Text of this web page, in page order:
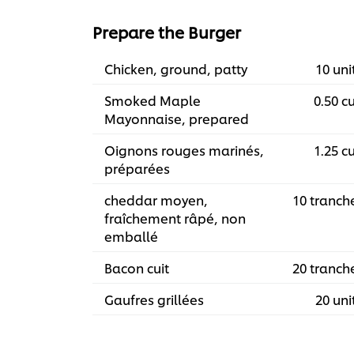
Prepare the Burger
Chicken, ground, patty
10
Smoked Maple
Mayonnaise, prepared
0.50
Oignons rouges marinés,
préparées
1.25
cheddar moyen,
fraîchement râpé, non
emballé
10
Bacon cuit
20
Gaufres grillées
20